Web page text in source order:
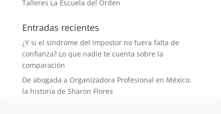
Talleres La Escuela del Orden
Entradas recientes
¿Y si el síndrome del impostor no fuera falta de
confianza? Lo que nadie te cuenta sobre la
comparación
De abogada a Organizadora Profesional en México:
la historia de Sharon Flores